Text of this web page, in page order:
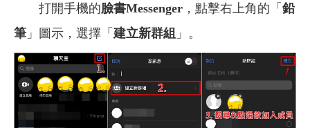
打開手機的臉書Messenger ，點擊右上角的「 鉛
筆 」圖示，選擇「 建立新群組 」。